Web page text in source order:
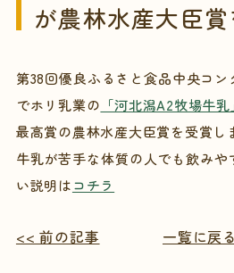
が農林水産大臣
第38回優良ふるさと食品中央コ
でホリ乳業の 「河北潟A2牧場牛乳
最高賞の農林水産大臣賞を受賞し
牛乳が苦手な体質の人でも飲みや
い説明はコチラ
<< 前の記事 一覧に戻る